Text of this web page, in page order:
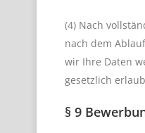
(4) Nach
nach dem
wir Ihre Daten
gesetzlich
§ 9